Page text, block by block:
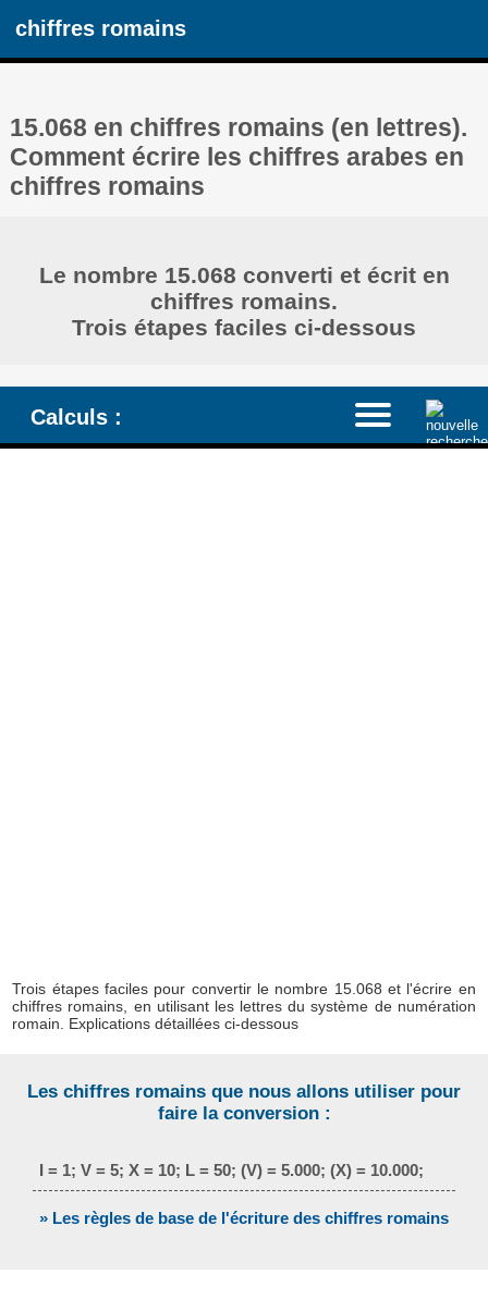
chiffres romains
15.068 en chiffres romains (en lettres).
Comment écrire les chiffres arabes en
chiffres romains
Le nombre 15.068 converti et écrit en
chiffres romains.
Trois étapes faciles ci-dessous
Calculs :
Trois étapes faciles pour convertir le nombre 15.068 et l'écrire en
chiffres romains, en utilisant les lettres du système de numération
romain. Explications détaillées ci-dessous
Les chiffres romains que nous allons utiliser pour
faire la conversion :
I = 1; V = 5; X = 10; L = 50; (V) = 5.000; (X) = 10.000;
» Les règles de base de l'écriture des chiffres romains